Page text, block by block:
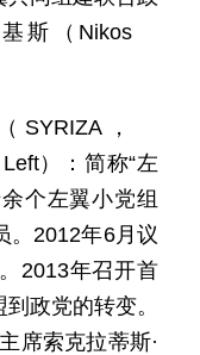
斯（Nikos
SYRIZA，
）：简称“左
个左翼小党组
。2012年6月议
2013年召开首
政党的转变。
席索克拉蒂斯·